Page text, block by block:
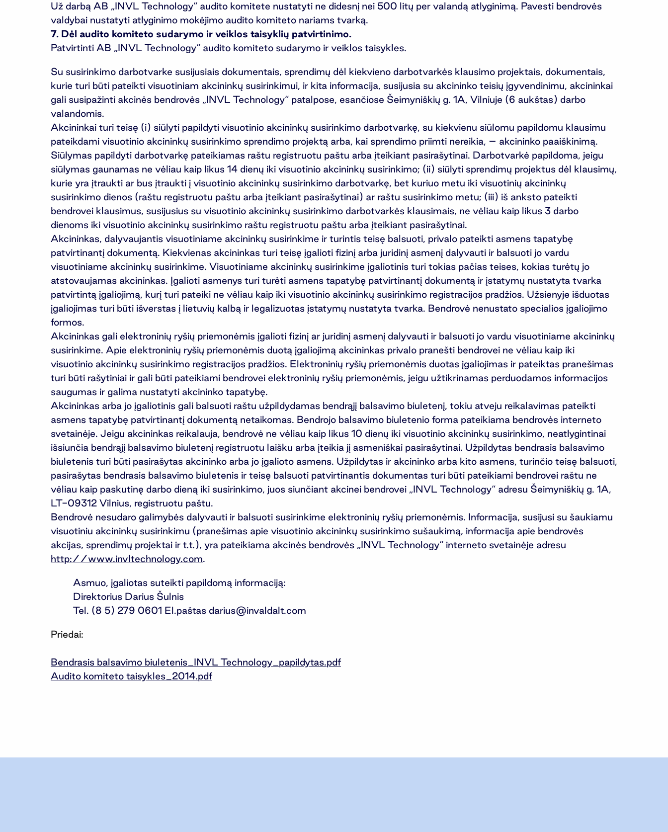
Už darbą AB „INVL Technology“ audito komitete nustatyti ne didesnį nei 500 litų per valandą atlyginimą. Pavesti bendrovės
valdybai nustatyti atlyginimo mokėjimo audito komiteto nariams tvarką.
7. Dėl audito komiteto sudarymo ir veiklos taisyklių patvirtinimo.
Patvirtinti AB „INVL Technology“ audito komiteto sudarymo ir veiklos taisykles.
Su susirinkimo darbotvarke susijusiais dokumentais, sprendimų dėl kiekvieno darbotvarkės klausimo projektais, dokumentais,
kurie turi būti pateikti visuotiniam akcininkų susirinkimui, ir kita informacija, susijusia su akcininko teisių įgyvendinimu, akcininkai
gali susipažinti akcinės bendrovės „INVL Technology“ patalpose, esančiose Šeimyniškių g. 1A, Vilniuje (6 aukštas) darbo
valandomis.
Akcininkai turi teisę (i) siūlyti papildyti visuotinio akcininkų susirinkimo darbotvarkę, su kiekvienu siūlomu papildomu klausimu
pateikdami visuotinio akcininkų susirinkimo sprendimo projektą arba, kai sprendimo priimti nereikia, – akcininko paaiškinimą.
Siūlymas papildyti darbotvarkę pateikiamas raštu registruotu paštu arba įteikiant pasirašytinai. Darbotvarkė papildoma, jeigu
siūlymas gaunamas ne vėliau kaip likus 14 dienų iki visuotinio akcininkų susirinkimo; (ii) siūlyti sprendimų projektus dėl klausimų,
kurie yra įtraukti ar bus įtraukti į visuotinio akcininkų susirinkimo darbotvarkę, bet kuriuo metu iki visuotinių akcininkų
susirinkimo dienos (raštu registruotu paštu arba įteikiant pasirašytinai) ar raštu susirinkimo metu; (iii) iš anksto pateikti
bendrovei klausimus, susijusius su visuotinio akcininkų susirinkimo darbotvarkės klausimais, ne vėliau kaip likus 3 darbo
dienoms iki visuotinio akcininkų susirinkimo raštu registruotu paštu arba įteikiant pasirašytinai.
Akcininkas, dalyvaujantis visuotiniame akcininkų susirinkime ir turintis teisę balsuoti, privalo pateikti asmens tapatybę
patvirtinantį dokumentą. Kiekvienas akcininkas turi teisę įgalioti fizinį arba juridinį asmenį dalyvauti ir balsuoti jo vardu
visuotiniame akcininkų susirinkime. Visuotiniame akcininkų susirinkime įgaliotinis turi tokias pačias teises, kokias turėtų jo
atstovaujamas akcininkas. Įgalioti asmenys turi turėti asmens tapatybę patvirtinantį dokumentą ir įstatymų nustatyta tvarka
patvirtintą įgaliojimą, kurį turi pateiki ne vėliau kaip iki visuotinio akcininkų susirinkimo registracijos pradžios. Užsienyje išduotas
įgaliojimas turi būti išverstas į lietuvių kalbą ir legalizuotas įstatymų nustatyta tvarka. Bendrovė nenustato specialios įgaliojimo
formos.
Akcininkas gali elektroninių ryšių priemonėmis įgalioti fizinį ar juridinį asmenį dalyvauti ir balsuoti jo vardu visuotiniame akcininkų
susirinkime. Apie elektroninių ryšių priemonėmis duotą įgaliojimą akcininkas privalo pranešti bendrovei ne vėliau kaip iki
visuotinio akcininkų susirinkimo registracijos pradžios. Elektroninių ryšių priemonėmis duotas įgaliojimas ir pateiktas pranešimas
turi būti rašytiniai ir gali būti pateikiami bendrovei elektroninių ryšių priemonėmis, jeigu užtikrinamas perduodamos informacijos
saugumas ir galima nustatyti akcininko tapatybę.
Akcininkas arba jo įgaliotinis gali balsuoti raštu užpildydamas bendrąjį balsavimo biuletenį, tokiu atveju reikalavimas pateikti
asmens tapatybę patvirtinantį dokumentą netaikomas. Bendrojo balsavimo biuletenio forma pateikiama bendrovės interneto
svetainėje. Jeigu akcininkas reikalauja, bendrovė ne vėliau kaip likus 10 dienų iki visuotinio akcininkų susirinkimo, neatlygintinai
išsiunčia bendrąjį balsavimo biuletenį registruotu laišku arba įteikia jį asmeniškai pasirašytinai. Užpildytas bendrasis balsavimo
biuletenis turi būti pasirašytas akcininko arba jo įgalioto asmens. Užpildytas ir akcininko arba kito asmens, turinčio teisę balsuoti,
pasirašytas bendrasis balsavimo biuletenis ir teisę balsuoti patvirtinantis dokumentas turi būti pateikiami bendrovei raštu ne
vėliau kaip paskutinę darbo dieną iki susirinkimo, juos siunčiant akcinei bendrovei „INVL Technology“ adresu Šeimyniškių g. 1A,
LT-09312 Vilnius, registruotu paštu.
Bendrovė nesudaro galimybės dalyvauti ir balsuoti susirinkime elektroninių ryšių priemonėmis. Informacija, susijusi su šaukiamu
visuotiniu akcininkų susirinkimu (pranešimas apie visuotinio akcininkų susirinkimo sušaukimą, informacija apie bendrovės
akcijas, sprendimų projektai ir t.t.), yra pateikiama akcinės bendrovės „INVL Technology“ interneto svetainėje adresu
http://www.invltechnology.com.
Asmuo, įgaliotas suteikti papildomą informaciją:
Direktorius Darius Šulnis
Tel. (8 5) 279 0601 El.paštas darius@invaldalt.com
Priedai:
Bendrasis balsavimo biuletenis_INVL Technology_papildytas.pdf
Audito komiteto taisykles_2014.pdf